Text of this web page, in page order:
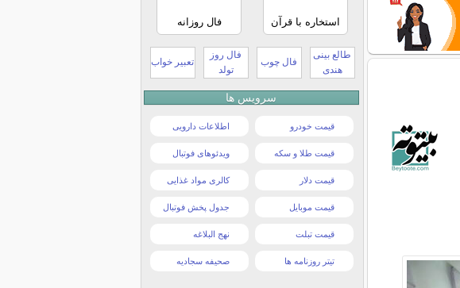
استخاره با قرآن فال روزانه
طالع بینی
هندی
فال چوب
فال روز
تولد
تعبیر خواب
سرویس ها
قیمت خودرو اطلاعات دارویی
قیمت طلا و سکه ویدئوهای فوتبال
قیمت دلار کالری مواد غذایی
قیمت موبایل جدول پخش فوتبال
قیمت تبلت نهج البلاغه
تیتر روزنامه ها صحیفه سجادیه